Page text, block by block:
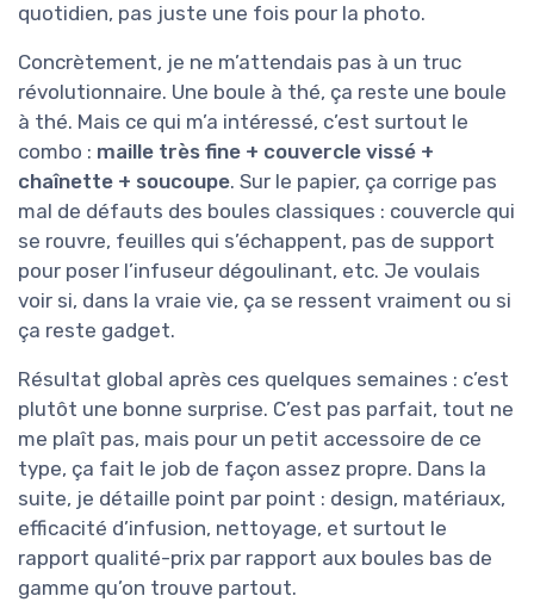
quotidien, pas juste une fois pour la photo.
Concrètement, je ne m’attendais pas à un truc
révolutionnaire. Une boule à thé, ça reste une boule
à thé. Mais ce qui m’a intéressé, c’est surtout le
combo : maille très fine + couvercle vissé +
chaînette + soucoupe. Sur le papier, ça corrige pas
mal de défauts des boules classiques : couvercle qui
se rouvre, feuilles qui s’échappent, pas de support
pour poser l’infuseur dégoulinant, etc. Je voulais
voir si, dans la vraie vie, ça se ressent vraiment ou si
ça reste gadget.
Résultat global après ces quelques semaines : c’est
plutôt une bonne surprise. C’est pas parfait, tout ne
me plaît pas, mais pour un petit accessoire de ce
type, ça fait le job de façon assez propre. Dans la
suite, je détaille point par point : design, matériaux,
efficacité d’infusion, nettoyage, et surtout le
rapport qualité-prix par rapport aux boules bas de
gamme qu’on trouve partout.